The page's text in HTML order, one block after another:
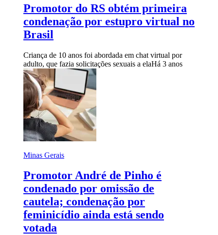
Promotor do RS obtém primeira
condenação por estupro virtual no
Brasil
Criança de 10 anos foi abordada em chat virtual por
adulto, que fazia solicitações sexuais a elaHá 3 anos
Minas Gerais
Promotor André de Pinho é
condenado por omissão de
cautela; condenação por
feminicídio ainda está sendo
votada